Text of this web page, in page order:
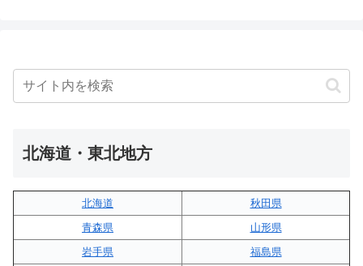
北海道・東北地方
北海道
秋田県
青森県
山形県
岩手県
福島県